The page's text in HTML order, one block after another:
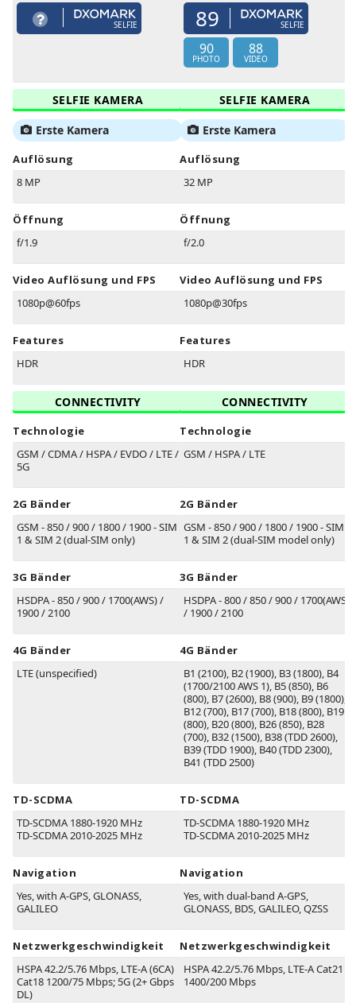
SELFIE
SELFIE KAMERA
Erste Kamera
Auflösung
8 MP
Öffnung
f/1.9
Video Auflösung und FPS
1080p@60fps
Features
HDR
CONNECTIVITY
Technologie
GSM / CDMA / HSPA / EVDO / LTE /
5G
2G Bänder
GSM - 850 / 900 / 1800 / 1900 - SIM
1 & SIM 2 (dual-SIM only)
3G Bänder
HSDPA - 850 / 900 / 1700(AWS) /
1900 / 2100
4G Bänder
LTE (unspecified)
TD-SCDMA
TD-SCDMA 1880-1920 MHz
TD-SCDMA 2010-2025 MHz
Navigation
Yes, with A-GPS, GLONASS,
GALILEO
Netzwerkgeschwindigkeit
HSPA 42.2/5.76 Mbps, LTE-A (6CA)
Cat18 1200/75 Mbps; 5G (2+ Gbps
DL)
89 SELFIE
90
PHOTO
88
VIDEO
SELFIE KAMERA
Erste Kamera
Auflösung
32 MP
Öffnung
f/2.0
Video Auflösung und FPS
1080p@30fps
Features
HDR
CONNECTIVITY
Technologie
GSM / HSPA / LTE
2G Bänder
GSM - 850 / 900 / 1800 / 1900 - SIM
1 & SIM 2 (dual-SIM model only)
3G Bänder
HSDPA - 800 / 850 / 900 / 1700(AWS)
/ 1900 / 2100
4G Bänder
B1 (2100), B2(1900), B3(1800), B4
(1700/2100 AWS 1), B5(850), B6
(800), B7(2600), B8(900), B9(1800)
B12(700), B17(700), B18(800), B19
(800), B20(800), B26(850), B28
(700), B32(1500), B38(TDD 2600),
B39(TDD 1900), B40(TDD 2300),
B41 (TDD 2500)
TD-SCDMA
TD-SCDMA 1880-1920 MHz
TD-SCDMA 2010-2025 MHz
Navigation
Yes, with dual-band A-GPS,
GLONASS, BDS, GALILEO, QZSS
Netzwerkgeschwindigkeit
HSPA 42.2/5.76 Mbps, LTE-A Cat21
1400/200 Mbps